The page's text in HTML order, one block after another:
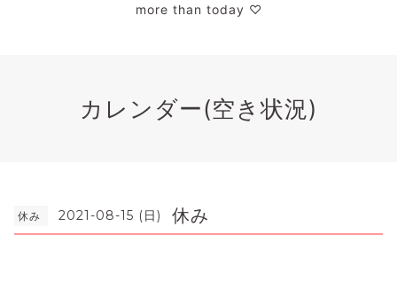
more than today ♡
カレンダー(空き状況)
休み 2021-08-15 (日) 休み